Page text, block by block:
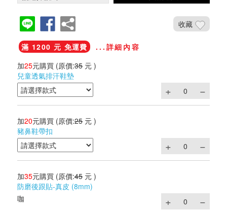
收藏
滿 1200 元 免運費
...詳細內容
加25元購買 (原價:35 元 )
兒童透氣排汗鞋墊
加20元購買 (原價:25 元 )
豬鼻鞋帶扣
加35元購買 (原價:45 元 )
防磨後跟貼-真皮 (8mm)
咖